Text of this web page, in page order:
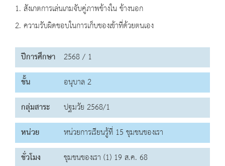
1. สังเกตการเล่นเกมจับคู่ภาพข้างใน ข้างนอก
2. ความรับผิดชอบในการเก็บของเข้าที่ด้วยตนเอง
ปีการศึกษา 2568 / 1
ชั้น
อนุบาล 2
กลุ่มสาระ
ปฐมวัย 2568/1
หน่วย
หน่วยการเรียนรู้ที่ 15 ชุมชนของเรา
ชั่วโมง
ชุมชนของเรา (1) 19 ส.ค. 68